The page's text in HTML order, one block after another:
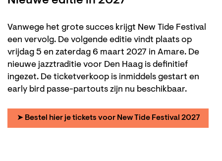
Vanwege het grote succes krijgt New Tide Festival
een vervolg. De volgende editie vindt plaats op
vrijdag 5 en zaterdag 6 maart 2027 in Amare. De
nieuwe jazztraditie voor Den Haag is definitief
ingezet. De ticketverkoop is inmiddels gestart en
early bird passe-partouts zijn nu beschikbaar.
➤ Bestel hier je tickets voor New Tide Festival 2027